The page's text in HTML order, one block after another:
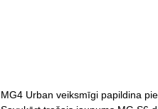
MG4 Urban veiksmīgi papildina